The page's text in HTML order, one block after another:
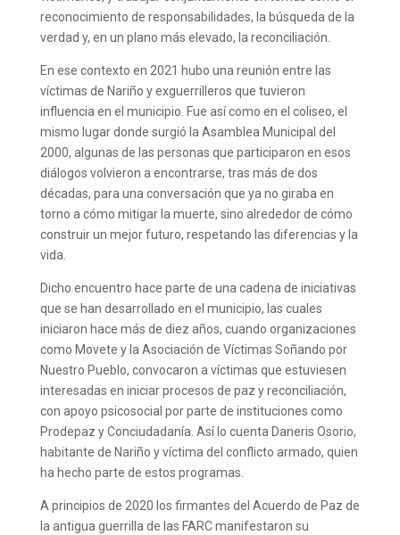
reconocimiento de responsabilidades, la búsqueda de la
verdad y, en un plano más elevado, la reconciliación.
En ese contexto en 2021 hubo una reunión entre las
víctimas de Nariño y exguerrilleros que tuvieron
influencia en el municipio. Fue así como en el coliseo, el
mismo lugar donde surgió la Asamblea Municipal del
2000, algunas de las personas que participaron en esos
diálogos volvieron a encontrarse, tras más de dos
décadas, para una conversación que ya no giraba en
torno a cómo mitigar la muerte, sino alrededor de cómo
construir un mejor futuro, respetando las diferencias y la
vida.
Dicho encuentro hace parte de una cadena de iniciativas
que se han desarrollado en el municipio, las cuales
iniciaron hace más de diez años, cuando organizaciones
como Movete y la Asociación de Víctimas Soñando por
Nuestro Pueblo, convocaron a víctimas que estuviesen
interesadas en iniciar procesos de paz y reconciliación,
con apoyo psicosocial por parte de instituciones como
Prodepaz y Conciudadanía. Así lo cuenta Daneris Osorio,
habitante de Nariño y víctima del conflicto armado, quien
ha hecho parte de estos programas.
A principios de 2020 los firmantes del Acuerdo de Paz de
la antigua guerrilla de las FARC manifestaron su